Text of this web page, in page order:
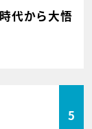
代から大悟
5